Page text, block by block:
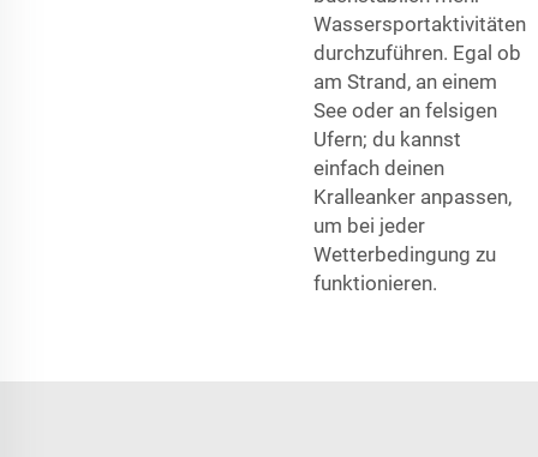
Wassersportaktivitäten
durchzuführen. Egal ob
am Strand, an einem
See oder an felsigen
Ufern; du kannst
einfach deinen
Kralleanker anpassen,
um bei jeder
Wetterbedingung zu
funktionieren.